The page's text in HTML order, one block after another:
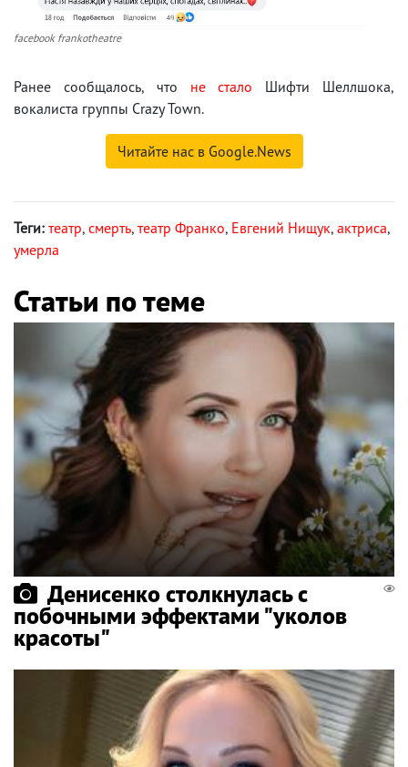
facebook frankotheatre
Ранее сообщалось, что не стало Шифти Шеллшока,
вокалиста группы Crazy Town.
Читайте нас в Google.News
Теги: театр, смерть, театр Франко, Евгений Нищук, актриса,
умерла
Статьи по теме
Денисенко столкнулась с
побочными эффектами "уколов
красоты"